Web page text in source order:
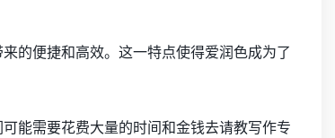
的便捷和高效。这一特点使得爱润色成为了
能需要花费大量的时间和金钱去请教写作专